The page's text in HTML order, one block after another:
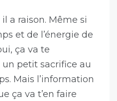
a raison. Même si
et de l’énergie de
ça va te
petit sacrifice au
Mais l’information
ça va t’en faire